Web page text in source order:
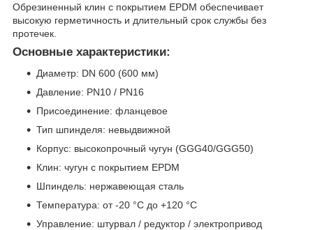
Обрезиненный клин с покрытием EPDM обеспечивает
высокую герметичность и длительный срок службы без
протечек.
Основные характеристики:
Диаметр: DN 600 (600 мм)
Давление: PN10 / PN16
Присоединение: фланцевое
Тип шпинделя: невыдвижной
Корпус: высокопрочный чугун (GGG40/GGG50)
Клин: чугун с покрытием EPDM
Шпиндель: нержавеющая сталь
Температура: от -20 °C до +120 °C
Управление: штурвал / редуктор / электропривод